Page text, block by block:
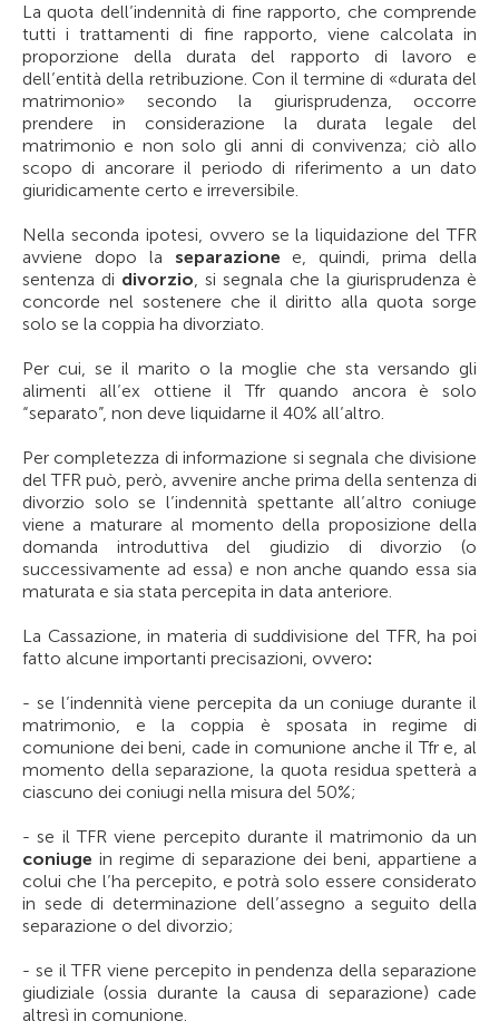
La quota dell’indennità di fine rapporto, che comprende
tutti i trattamenti di fine rapporto, viene calcolata in
proporzione della durata del rapporto di lavoro e
dell’entità della retribuzione. Con il termine di «durata del
matrimonio» secondo la giurisprudenza, occorre
prendere in considerazione la durata legale del
matrimonio e non solo gli anni di convivenza; ciò allo
scopo di ancorare il periodo di riferimento a un dato
giuridicamente certo e irreversibile.
Nella seconda ipotesi, ovvero se la liquidazione del TFR
avviene dopo la separazione e, quindi, prima della
sentenza di divorzio, si segnala che la giurisprudenza è
concorde nel sostenere che il diritto alla quota sorge
solo se la coppia ha divorziato.
Per cui, se il marito o la moglie che sta versando gli
alimenti all’ex ottiene il Tfr quando ancora è solo
“separato”, non deve liquidarne il 40% all’altro.
Per completezza di informazione si segnala che divisione
del TFR può, però, avvenire anche prima della sentenza di
divorzio solo se l’indennità spettante all’altro coniuge
viene a maturare al momento della proposizione della
domanda introduttiva del giudizio di divorzio (o
successivamente ad essa) e non anche quando essa sia
maturata e sia stata percepita in data anteriore.
La Cassazione, in materia di suddivisione del TFR, ha poi
fatto alcune importanti precisazioni, ovvero:
- se l’indennità viene percepita da un coniuge durante il
matrimonio, e la coppia è sposata in regime di
comunione dei beni, cade in comunione anche il Tfr e, al
momento della separazione, la quota residua spetterà a
ciascuno dei coniugi nella misura del 50%;
- se il TFR viene percepito durante il matrimonio da un
coniuge in regime di separazione dei beni, appartiene a
colui che l’ha percepito, e potrà solo essere considerato
in sede di determinazione dell’assegno a seguito della
separazione o del divorzio;
- se il TFR viene percepito in pendenza della separazione
giudiziale (ossia durante la causa di separazione) cade
altresì in comunione.